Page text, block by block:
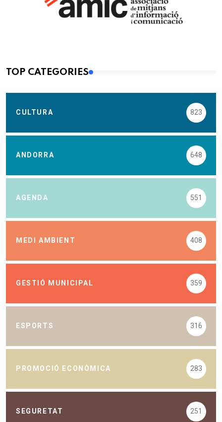
TOP CATEGORIES
CULTURA 823
ANDORRA 648
AGENDA 551
MEDI AMBIENT 408
GESTIÓ MUNICIPAL 359
ESPORTS 316
PROMOCIÓ ECONÒMICA 283
SEGURETAT 251